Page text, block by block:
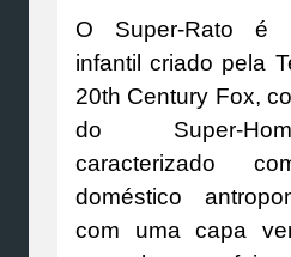
O Super-Rato é
infantil criado pela
20th Century Fox,
do Super-
caracterizado
doméstico
com uma capa